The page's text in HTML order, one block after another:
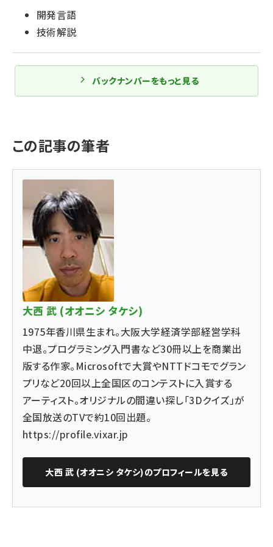
開発言語
技術解説
バックナンバーをもっと見る
この記事の筆者
大西 武 (オオニシ タケシ)
1975年香川県生まれ。大阪大学経済学部経営学科
中退。プログラミング入門書など30冊以上を商業出
版する作家。Microsoftで大賞やNTTドコモでグラン
プリなど20回以上全国区のコンテストに入賞する
アーティスト。オリジナルの間違い探し「3Dクイズ」が
全国放送のTVで約10回出題。
https://profile.vixar.jp
大西 武 (オオニシ タケシ)のプロフィールを見る